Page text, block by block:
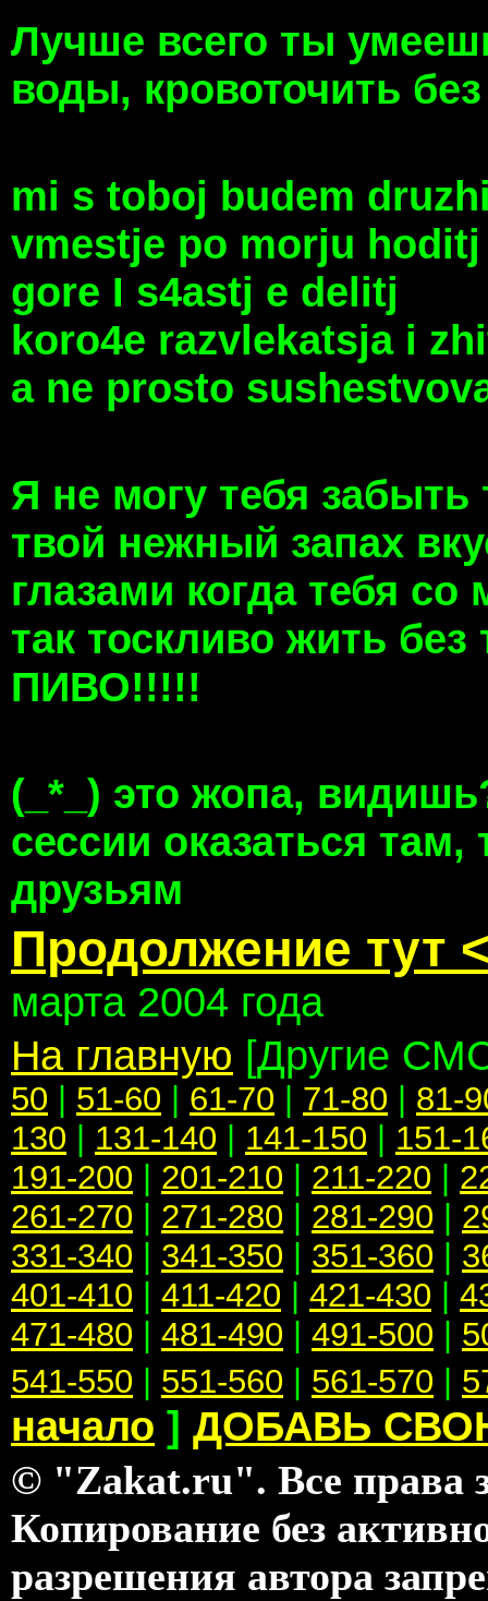
Лучше всего ты
воды, кровоточить
mi s toboj budem
vmestje po morju hoditj
gore I s4astj e delitj
koro4e razvlekatsja i
a ne prosto
Я не могу тебя
твой нежный запах
глазами когда тебя
так тоскливо жить
ПИВО!!!!!
(_*_) это жопа,
сессии оказаться
друзьям
Продолжение тут
марта 2004 года
На главную [Другие
50 51-60 61-70 71-80
81-
130
131-140 141-150
151-
191-200
201-210 211-220
261-270
271-280 281-290
331-340
341-350 351-360
401-410
411-420 421-430
471-480
481-490 491-500
541-550
551-560 561-570
начало ] ДОБАВЬ
© "Zakat.ru". Все права
Копирование без
разрешения автора